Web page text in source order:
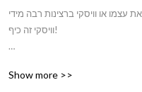
וויסקי זה כיף!
Show more >>